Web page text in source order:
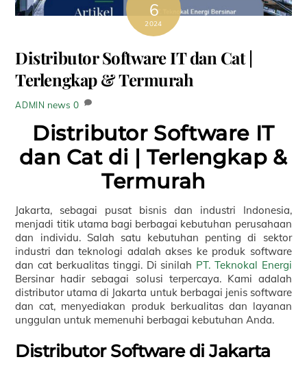
6
2024
Distributor Software IT dan Cat |
Terlengkap & Termurah
ADMIN news 0
Distributor Software IT
dan Cat di | Terlengkap &
Termurah
Jakarta, sebagai pusat bisnis dan industri Indonesia,
menjadi titik utama bagi berbagai kebutuhan perusahaan
dan individu. Salah satu kebutuhan penting di sektor
industri dan teknologi adalah akses ke produk software
dan cat berkualitas tinggi. Di sinilah PT. Teknokal Energi
Bersinar hadir sebagai solusi terpercaya. Kami adalah
distributor utama di Jakarta untuk berbagai jenis software
dan cat, menyediakan produk berkualitas dan layanan
unggulan untuk memenuhi berbagai kebutuhan Anda.
Distributor Software di Jakarta